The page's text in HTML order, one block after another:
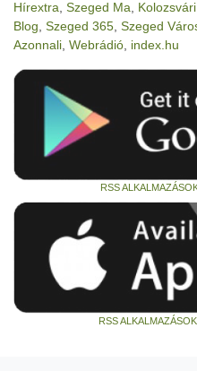
Hírextra Szeged Ma
Blog Szeged 365 Szeged
Azonnali Webrádió index.hu
RSS
RSS